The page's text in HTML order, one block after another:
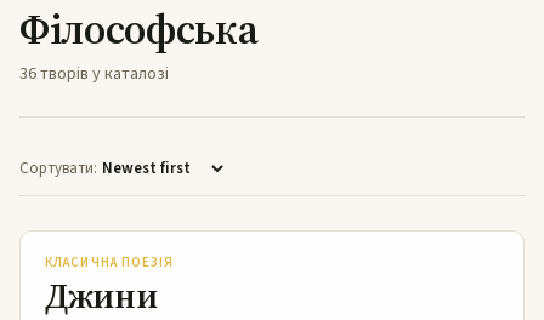
Філософська
36 творів у каталозі
Сортувати:
Джини
КЛАСИЧНА ПОЕЗІЯ
Джини